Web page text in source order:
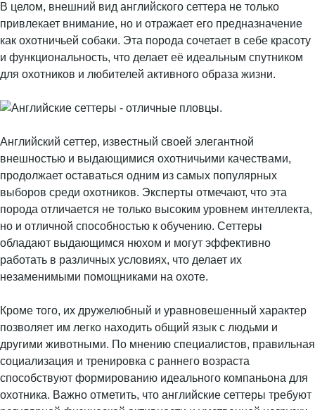
В целом, внешний вид английского сеттера не только
привлекает внимание, но и отражает его предназначение
как охотничьей собаки. Эта порода сочетает в себе красоту
и функциональность, что делает её идеальным спутником
для охотников и любителей активного образа жизни.
Английский сеттер, известный своей элегантной
внешностью и выдающимися охотничьими качествами,
продолжает оставаться одним из самых популярных
выборов среди охотников. Эксперты отмечают, что эта
порода отличается не только высоким уровнем интеллекта,
но и отличной способностью к обучению. Сеттеры
обладают выдающимся нюхом и могут эффективно
работать в различных условиях, что делает их
незаменимыми помощниками на охоте.
Кроме того, их дружелюбный и уравновешенный характер
позволяет им легко находить общий язык с людьми и
другими животными. По мнению специалистов, правильная
социализация и тренировка с раннего возраста
способствуют формированию идеального компаньона для
охотника. Важно отметить, что английские сеттеры требуют